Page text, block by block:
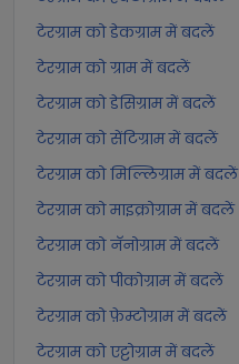
टेरग्राम को डेकग्राम में बदलें
टेरग्राम को ग्राम में बदलें
टेरग्राम को डेसिग्राम में बदलें
टेरग्राम को सेंटिग्राम में बदलें
टेरग्राम को मिल्लिग्राम में बदलें
टेरग्राम को माइक्रोग्राम में बदलें
टेरग्राम को नॅनोग्राम में बदलें
टेरग्राम को पीकोग्राम में बदलें
टेरग्राम को फ़ेम्टोग्राम में बदलें
टेरग्राम को एट्टोग्राम में बदलें